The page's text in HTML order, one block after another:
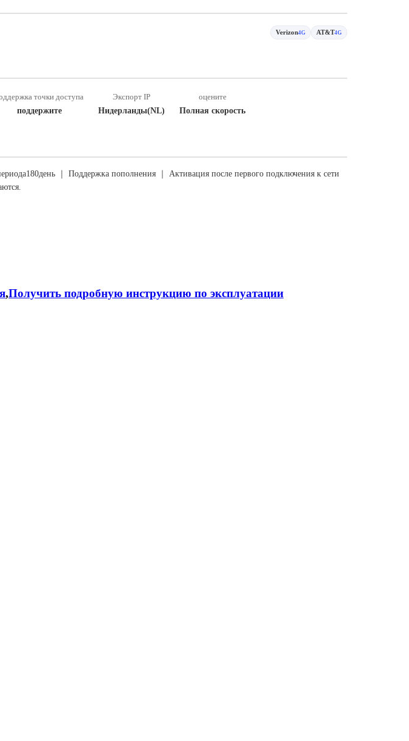
Verizon4G AT&T4G
точки доступа
поддержите
Экспорт IP
Нидерланды(NL)
оцените
Полная скорость
｜ Поддержка пополнения ｜ Активация после первого подключения к сети
,Получить подробную инструкцию по эксплуатации